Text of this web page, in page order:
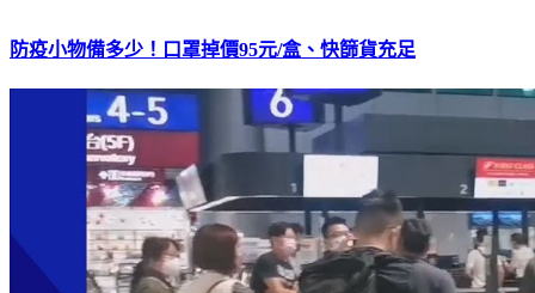
防疫小物備多少！口罩掉價95元/盒、快篩貨充足